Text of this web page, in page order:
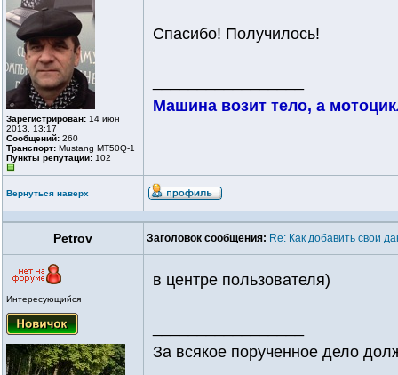
Зарегистрирован: 14 июн
2013, 13:17
Сообщений: 260
Транспорт: Mustang MT50Q-1
Пункты репутации: 102
Спасибо! Получилось!
Машина возит тело, а
Вернуться наверх
Petrov Заголовок сообщения: Re: Как добавить свои
Интересующийся
в центре пользователя)
За всякое порученное дело